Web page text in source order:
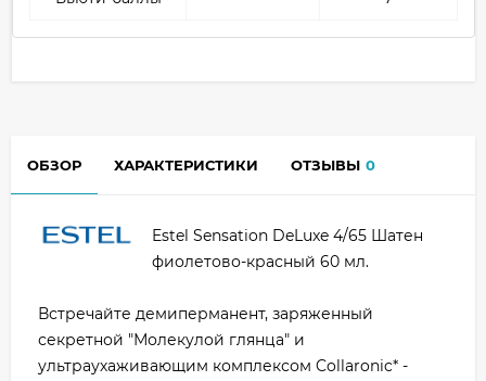
ОБЗОР ХАРАКТЕРИСТИКИ ОТЗЫВЫ 0
Estel Sensation DeLuxe 4/65 Шатен
фиолетово-красный 60 мл.
Встречайте демиперманент, заряженный
секретной "Молекулой глянца" и
ультраухаживающим комплексом Collaronic* -